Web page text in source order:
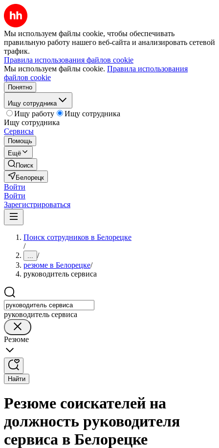
Мы используем файлы cookie, чтобы обеспечивать
правильную работу нашего веб-сайта и анализировать сетевой
трафик.
Правила использования файлов cookie
Мы используем файлы cookie. Правила использования
файлов cookie
Понятно
Ищу сотрудника
Ищу работу
Ищу сотрудника
Ищу сотрудника
Сервисы
Помощь
Ещё
Поиск
Белорецк
Войти
Войти
Зарегистрироваться
Поиск сотрудников в Белорецке
/
... /
резюме в Белорецке/
руководитель сервиса
руководитель сервиса
Резюме
Найти
Резюме соискателей на
должность руководителя
сервиса в Белорецке